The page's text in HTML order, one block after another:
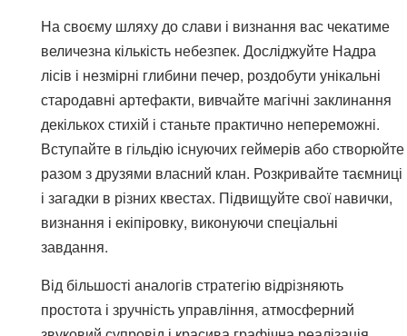
На своєму шляху до слави і визнання вас чекатиме
величезна кількість небезпек. Досліджуйте Надра
лісів і незмірні глибини печер, роздобути унікальні
стародавні артефакти, вивчайте магічні заклинання
декількох стихій і станьте практично непереможні.
Вступайте в гільдію існуючих геймерів або створюйте
разом з друзями власний клан. Розкривайте таємниці
і загадки в різних квестах. Підвищуйте свої навички,
визнання і екіпіровку, виконуючи спеціальні
завдання.
Від більшості аналогів стратегію відрізняють
простота і зручність управління, атмосферний